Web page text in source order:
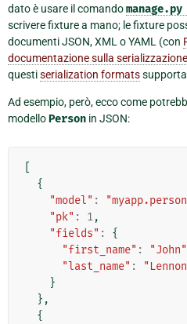
dato è usare il comandomanage.py
scrivere fixture a mano; le fixture
documenti JSON, XML o YAML (con
documentazione sulla serializzazione
questiserialization formats
Ad esempio, però, ecco come
modelloPerson in JSON:
{
"model" :
"pk" : 1,
"fields" :
{
"first_name" : "John"
"last_name" :
}
},
{